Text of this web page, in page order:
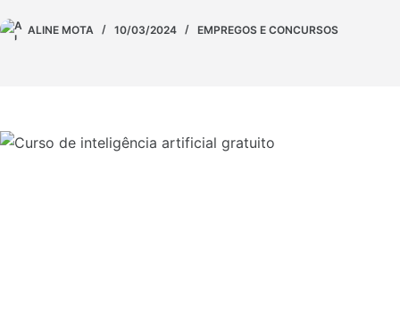
ALINE MOTA 10/03/2024 EMPREGOS E CONCURSOS